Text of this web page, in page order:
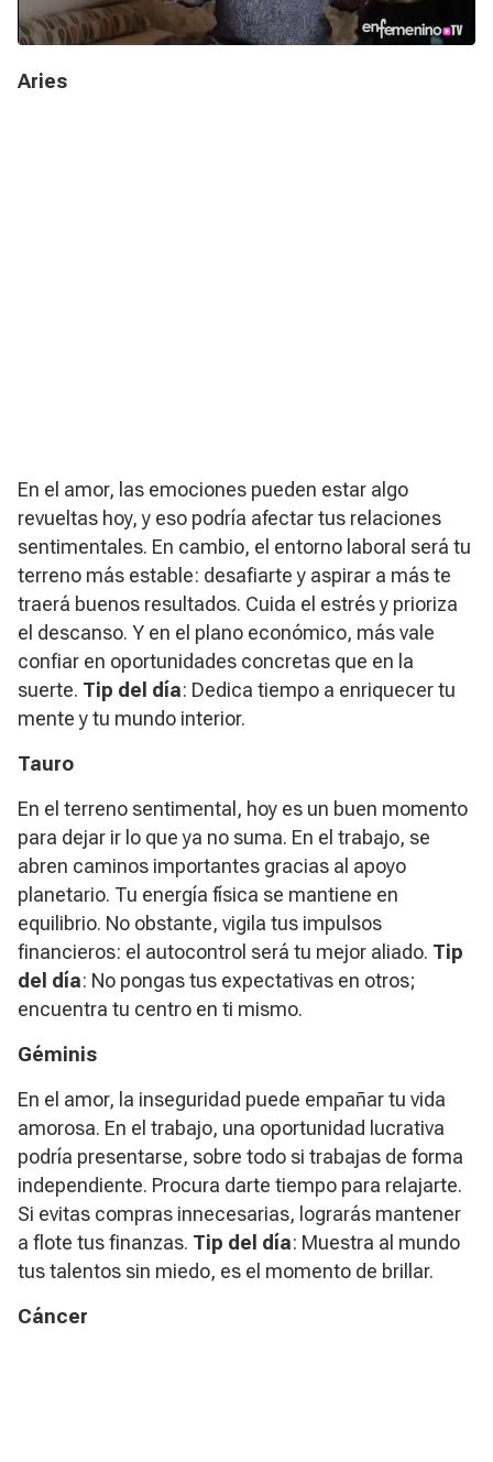
Aries
En el amor, las emociones pueden estar algo
revueltas hoy, y eso podría afectar tus relaciones
sentimentales. En cambio, el entorno laboral será tu
terreno más estable: desafiarte y aspirar a más te
traerá buenos resultados. Cuida el estrés y prioriza
el descanso. Y en el plano económico, más vale
confiar en oportunidades concretas que en la
suerte. Tip del día: Dedica tiempo a enriquecer tu
mente y tu mundo interior.
Tauro
En el terreno sentimental, hoy es un buen momento
para dejar ir lo que ya no suma. En el trabajo, se
abren caminos importantes gracias al apoyo
planetario. Tu energía física se mantiene en
equilibrio. No obstante, vigila tus impulsos
financieros: el autocontrol será tu mejor aliado. Tip
del día: No pongas tus expectativas en otros;
encuentra tu centro en ti mismo.
Géminis
En el amor, la inseguridad puede empañar tu vida
amorosa. En el trabajo, una oportunidad lucrativa
podría presentarse, sobre todo si trabajas de forma
independiente. Procura darte tiempo para relajarte.
Si evitas compras innecesarias, lograrás mantener
a flote tus finanzas. Tip del día: Muestra al mundo
tus talentos sin miedo, es el momento de brillar.
Cáncer